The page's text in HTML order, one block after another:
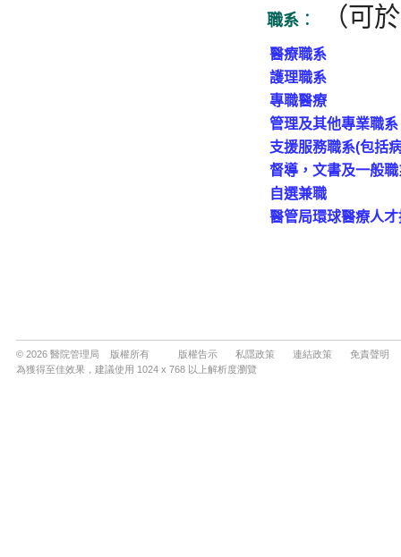
© 2026 醫院管理局 版權所有 版權告示 私隱政策 連結政策
免責聲明
為獲得至佳效果，建議使用 1024 x 768 以上解析度瀏覽